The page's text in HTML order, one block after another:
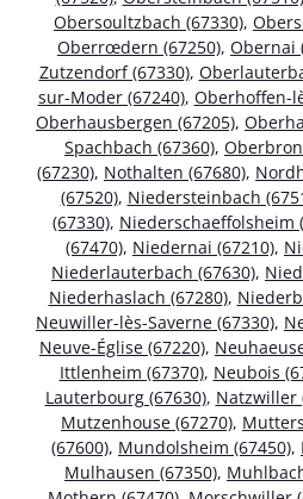
Obersoultzbach (67330),
Oberrœdern (67250), Obernai
Zutzendorf (67330),
sur-Moder (67240), Oberhoffen-
Oberhausbergen (67205),
Spachbach (67360),
(67230), Nothalten (67680),
(67520), Niedersteinbach
(67330), Niederschaeffolsheim
(67470), Niedernai (67210),
Niederlauterbach (67630),
Niederhaslach (67280),
Neuwiller-lès-Saverne (67330),
Neuve-Église (67220),
Ittlenheim (67370), Neubois
Lauterbourg (67630), Natzwiller
Mutzenhouse (67270),
(67600), Mundolsheim (67450),
Mulhausen (67350),